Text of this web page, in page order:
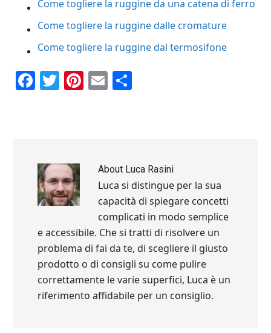
Come togliere la ruggine da una catena di ferro
Come togliere la ruggine dalle cromature
Come togliere la ruggine dal termosifone
Facebook
Twitter
Pinterest
Email
About Luca Rasini
Luca si distingue per la sua
capacità di spiegare concetti
complicati in modo semplice
e accessibile. Che si tratti di risolvere un
problema di fai da te, di scegliere il giusto
prodotto o di consigli su come pulire
correttamente le varie superfici, Luca è un
riferimento affidabile per un consiglio.